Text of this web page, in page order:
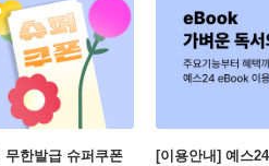
한발급 슈퍼쿠폰 [이용안내] 예스